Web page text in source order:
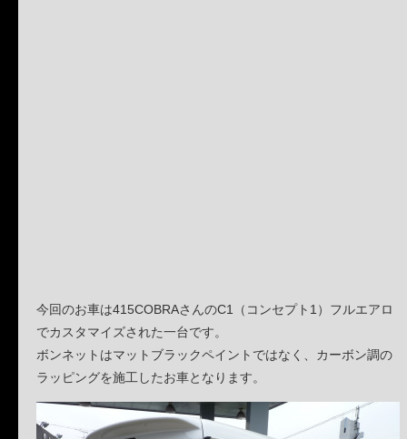
今回のお車は415COBRAさんのC1（コンセプト1）フルエアロ
でカスタマイズされた一台です。
ボンネットはマットブラックペイントではなく、カーボン調の
ラッピングを施工したお車となります。